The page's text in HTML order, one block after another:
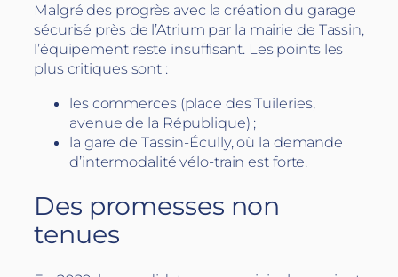
Malgré des progrès avec la création du garage
sécurisé près de l’Atrium par la mairie de Tassin,
l’équipement reste insuffisant. Les points les
plus critiques sont :
les commerces (place des Tuileries,
avenue de la République) ;
la gare de Tassin-Écully, où la demande
d’intermodalité vélo-train est forte.
Des promesses non
tenues